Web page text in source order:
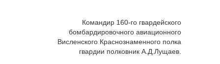
Командир 160-го гвардейского
бомбардировочного авиационного
Висленского Краснознаменного полка
гвардии полковник А.Д.Лущаев.